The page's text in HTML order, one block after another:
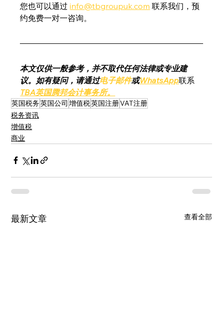
您也可以通过 info@tbgroupuk.com 联系我们，预
约免费一对一咨询。
本文仅供一般参考，并不取代任何法律或专业建
议。如有疑问，请通过电子邮件或WhatsApp联系
TBA英国腾邦会计事务所。
英国税务英国公司 增值税英国注册VAT注册
税务资讯
增值税
商业
最新文章 查看全部